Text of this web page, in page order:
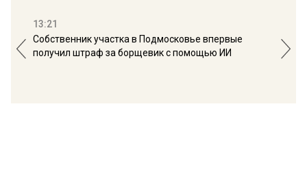
13:21
Собственник участка в Подмосковье впервые
получил штраф за борщевик с помощью ИИ